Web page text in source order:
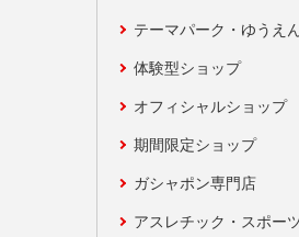
テーマパーク・ゆうえ
体験型ショップ
オフィシャルショップ
期間限定ショップ
ガシャポン専門店
アスレチック・スポー